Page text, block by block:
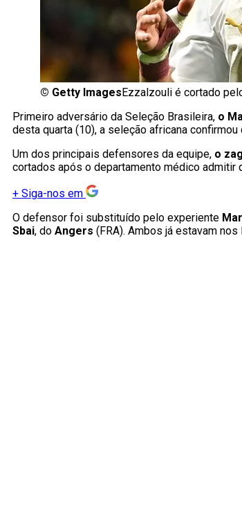
© Getty Images Ezzalzouli é cortado
Primeiro adversário da Seleção Brasileira, o
desta quarta (10), a seleção africana
Um dos principais defensores da equipe, o
cortados após o departamento médico admitir
+ Siga-nos em
O defensor foi substituído pelo experiente
Sbai, do Angers (FRA). Ambos já estavam